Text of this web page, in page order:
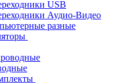
USB
Аудио-Видео
разные